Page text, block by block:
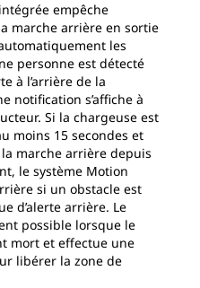
empêche
marche arrière en sortie
les
personne est détecté
à l’arrière de la
notification s’affiche à
Si la chargeuse est
moins 15 secondes et
marche arrière depuis
le système Motion
si un obstacle est
d’alerte arrière. Le
possible lorsque le
mort et effectue une
libérer la zone de